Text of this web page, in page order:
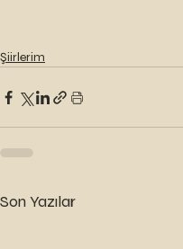
Şiirlerim
Son Yazılar